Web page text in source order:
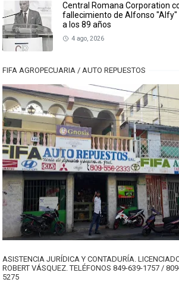
Central Romana Corporation
fallecimiento de Alfonso "Alfy"
a los 89 años
4 ago, 2026
FIFA AGROPECUARIA / AUTO REPUESTOS
ASISTENCIA JURÍDICA Y CONTADURÍA.
ROBERT VÁSQUEZ. TELÉFONOS 849-639-1757 /
5275